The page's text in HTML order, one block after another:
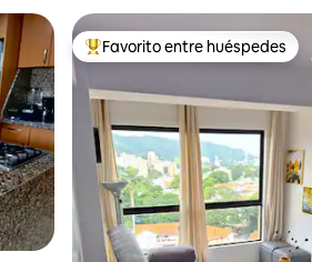
De los mejores en Favorito
Favorito entre huéspedes